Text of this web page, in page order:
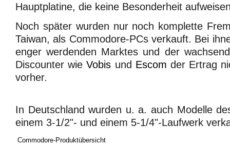
Hauptplatine, die keine Besonderheit
Noch später wurden nur noch komplette
Taiwan, als Commodore-PCs verkauft. Bei
enger werdenden Marktes und der
Discounter wieVobis und Escom der Ertrag
vorher.
In Deutschland wurden u. a. auch Modelle
einem 3-1/2"- und einem 5-1/4"-Laufwerk
Commodore-Produktübersicht